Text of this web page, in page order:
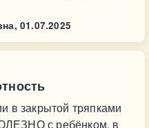
01.07.2025
в закрытой тряпками
с ребёнком, в